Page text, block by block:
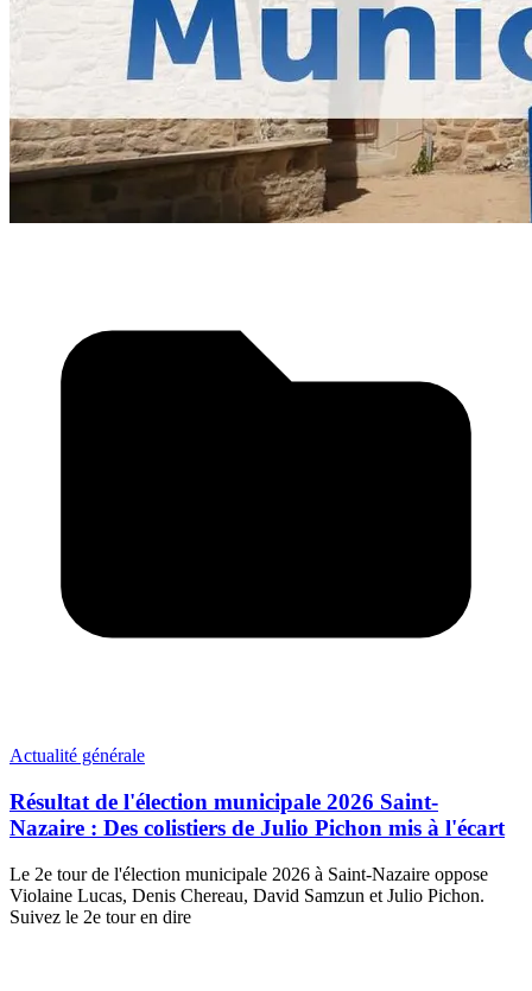
Actualité générale
Résultat de l'élection municipale 2026 Saint-
Nazaire : Des colistiers de Julio Pichon mis à l'écart
Le 2e tour de l'élection municipale 2026 à Saint-Nazaire oppose
Violaine Lucas, Denis Chereau, David Samzun et Julio Pichon.
Suivez le 2e tour en dire